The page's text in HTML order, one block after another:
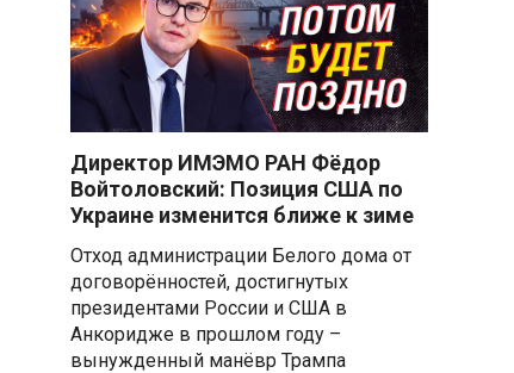
Директор ИМЭМО РАН Фёдор
Войтоловский: Позиция США по
Украине изменится ближе к зиме
Отход администрации Белого дома от
договорённостей, достигнутых
президентами России и США в
Анкоридже в прошлом году –
вынужденный манёвр Трампа